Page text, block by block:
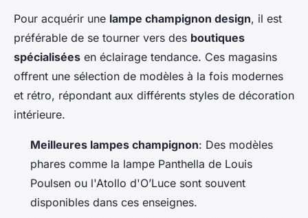
Pour acquérir une lampe champignon design, il est
préférable de se tourner vers des boutiques
spécialisées en éclairage tendance. Ces magasins
offrent une sélection de modèles à la fois modernes
et rétro, répondant aux différents styles de décoration
intérieure.
Meilleures lampes champignon: Des modèles
phares comme la lampe Panthella de Louis
Poulsen ou l'Atollo d'O’Luce sont souvent
disponibles dans ces enseignes.